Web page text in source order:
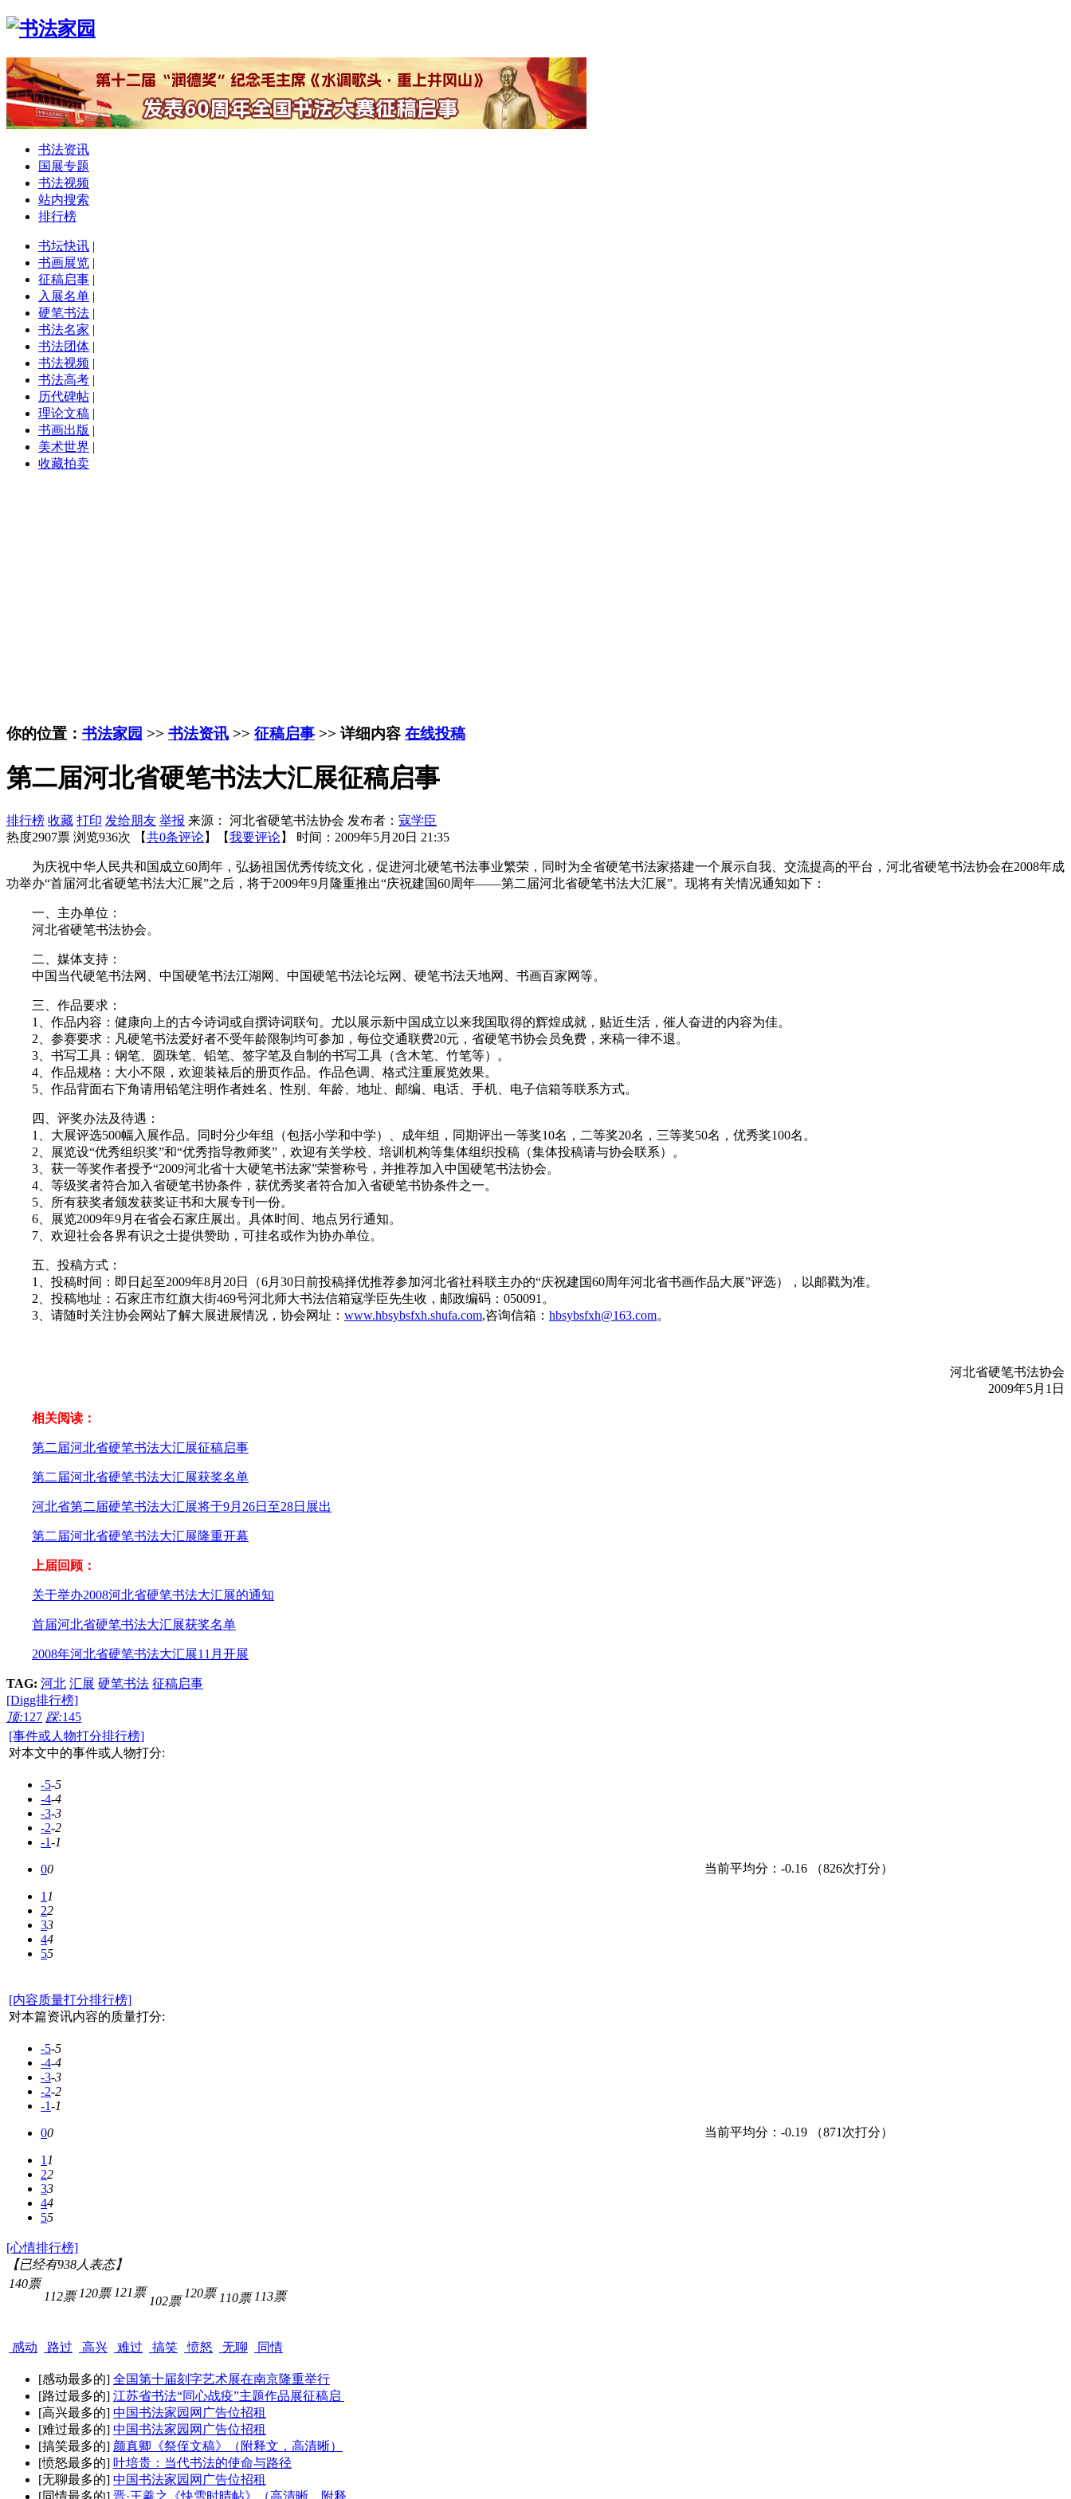
书法资讯
国展专题
书法视频
站内搜索
排行榜
书坛快讯 |
书画展览 |
征稿启事 |
入展名单 |
硬笔书法 |
书法名家 |
书法团体 |
书法视频 |
书法高考 |
历代碑帖 |
理论文稿 |
书画出版 |
美术世界 |
收藏拍卖
你的位置： 书法家园 >> 书法资讯 >> 征稿启事 >> 详细内容 在线投稿
第二届河北省硬笔书法大汇展征稿启事
排行榜 收藏 打印 发给朋友 举报 来源： 河北省硬笔书法协会 发布者： 寇学臣
热度2907票 浏览936次 【共0条评论】【我要评论】 时间：2009年5月20日 21:35
为庆祝中华人民共和国成立60周年，弘扬祖国优秀传统文化，促进河北硬笔书法事业繁荣，同时为全省硬笔书法家搭建一个展示自我、交流提高的平台，河北省硬笔书法协会在2008年成
功举办“首届河北省硬笔书法大汇展”之后，将于2009年9月隆重推出“庆祝建国60周年——第二届河北省硬笔书法大汇展”。现将有关情况通知如下：
一、主办单位：
河北省硬笔书法协会。
二、媒体支持：
中国当代硬笔书法网、中国硬笔书法江湖网、中国硬笔书法论坛网、硬笔书法天地网、书画百家网等。
三、作品要求：
1、作品内容：健康向上的古今诗词或自撰诗词联句。尤以展示新中国成立以来我国取得的辉煌成就，贴近生活，催人奋进的内容为佳。
2、参赛要求：凡硬笔书法爱好者不受年龄限制均可参加，每位交通联费20元，省硬笔书协会员免费，来稿一律不退。
3、书写工具：钢笔、圆珠笔、铅笔、签字笔及自制的书写工具（含木笔、竹笔等）。
4、作品规格：大小不限，欢迎装裱后的册页作品。作品色调、格式注重展览效果。
5、作品背面右下角请用铅笔注明作者姓名、性别、年龄、地址、邮编、电话、手机、电子信箱等联系方式。
四、评奖办法及待遇：
1、大展评选500幅入展作品。同时分少年组（包括小学和中学）、成年组，同期评出一等奖10名，二等奖20名，三等奖50名，优秀奖100名。
2、展览设“优秀组织奖”和“优秀指导教师奖”，欢迎有关学校、培训机构等集体组织投稿（集体投稿请与协会联系）。
3、获一等奖作者授予“2009河北省十大硬笔书法家”荣誉称号，并推荐加入中国硬笔书法协会。
4、等级奖者符合加入省硬笔书协条件，获优秀奖者符合加入省硬笔书协条件之一。
5、所有获奖者颁发获奖证书和大展专刊一份。
6、展览2009年9月在省会石家庄展出。具体时间、地点另行通知。
7、欢迎社会各界有识之士提供赞助，可挂名或作为协办单位。
五、投稿方式：
1、投稿时间：即日起至2009年8月20日（6月30日前投稿择优推荐参加河北省社科联主办的“庆祝建国60周年河北省书画作品大展”评选），以邮戳为准。
2、投稿地址：石家庄市红旗大街469号河北师大书法信箱寇学臣先生收，邮政编码：050091。
3、请随时关注协会网站了解大展进展情况，协会网址： www.hbsybsfxh.shufa.com,咨询信箱： hbsybsfxh@163.com。
河北省硬笔书法协会
2009年5月1日
相关阅读：
第二届河北省硬笔书法大汇展征稿启事
第二届河北省硬笔书法大汇展获奖名单
河北省第二届硬笔书法大汇展将于9月26日至28日展出
第二届河北省硬笔书法大汇展隆重开幕
上届回顾：
关于举办2008河北省硬笔书法大汇展的通知
首届河北省硬笔书法大汇展获奖名单
2008年河北省硬笔书法大汇展11月开展
TAG: 河北 汇展 硬笔书法 征稿启事
[Digg排行榜]
顶:127 踩:145
[事件或人物打分排行榜]
对本文中的事件或人物打分:
-5-5
-4-4
-3-3
-2-2
-1-1
00
11
22
33
44
55
当前平均分： -0.16 （826次打分）
[内容质量打分排行榜]
对本篇资讯内容的质量打分:
-5-5
-4-4
-3-3
-2-2
-1-1
00
11
22
33
44
55
当前平均分： -0.19 （871次打分）
[心情排行榜]
【已经有938人表态】
140票
感动
112票
路过
120票
高兴
121票
难过
102票
搞笑
120票
愤怒
110票
无聊
113票
同情
[感动最多的] 全国第十届刻字艺术展在南京隆重举行
[路过最多的] 江苏省书法“同心战疫”主题作品展征稿启
[高兴最多的] 中国书法家园网广告位招租
[难过最多的] 中国书法家园网广告位招租
[搞笑最多的] 颜真卿《祭侄文稿》（附释文，高清晰）
[愤怒最多的] 叶培贵：当代书法的使命与路径
[无聊最多的] 中国书法家园网广告位招租